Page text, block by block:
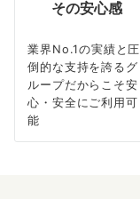
その安心感
業界No.1の実績と圧
倒的な支持を誇るグ
ループだからこそ安
心・安全にご利用可
能